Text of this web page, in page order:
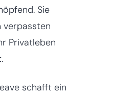
Sie
verpassten
Privatleben
schafft ein